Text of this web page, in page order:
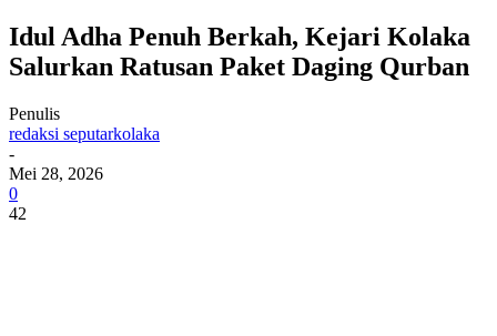
Idul Adha Penuh Berkah, Kejari Kolaka
Salurkan Ratusan Paket Daging Qurban
Penulis
redaksi seputarkolaka
-
Mei 28, 2026
0
42